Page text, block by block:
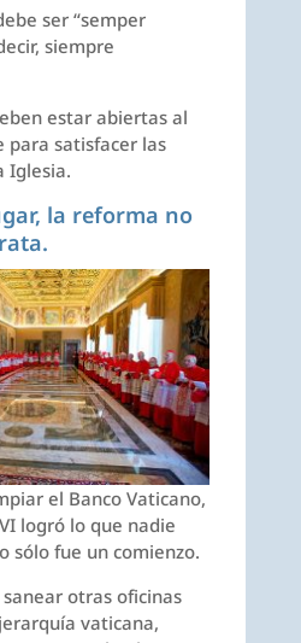
ser “semper
siempre
estar abiertas al
para satisfacer las
Iglesia.
la reforma no
el Banco Vaticano,
logró lo que nadie
sólo fue un comienzo.
otras oficinas
vaticana,